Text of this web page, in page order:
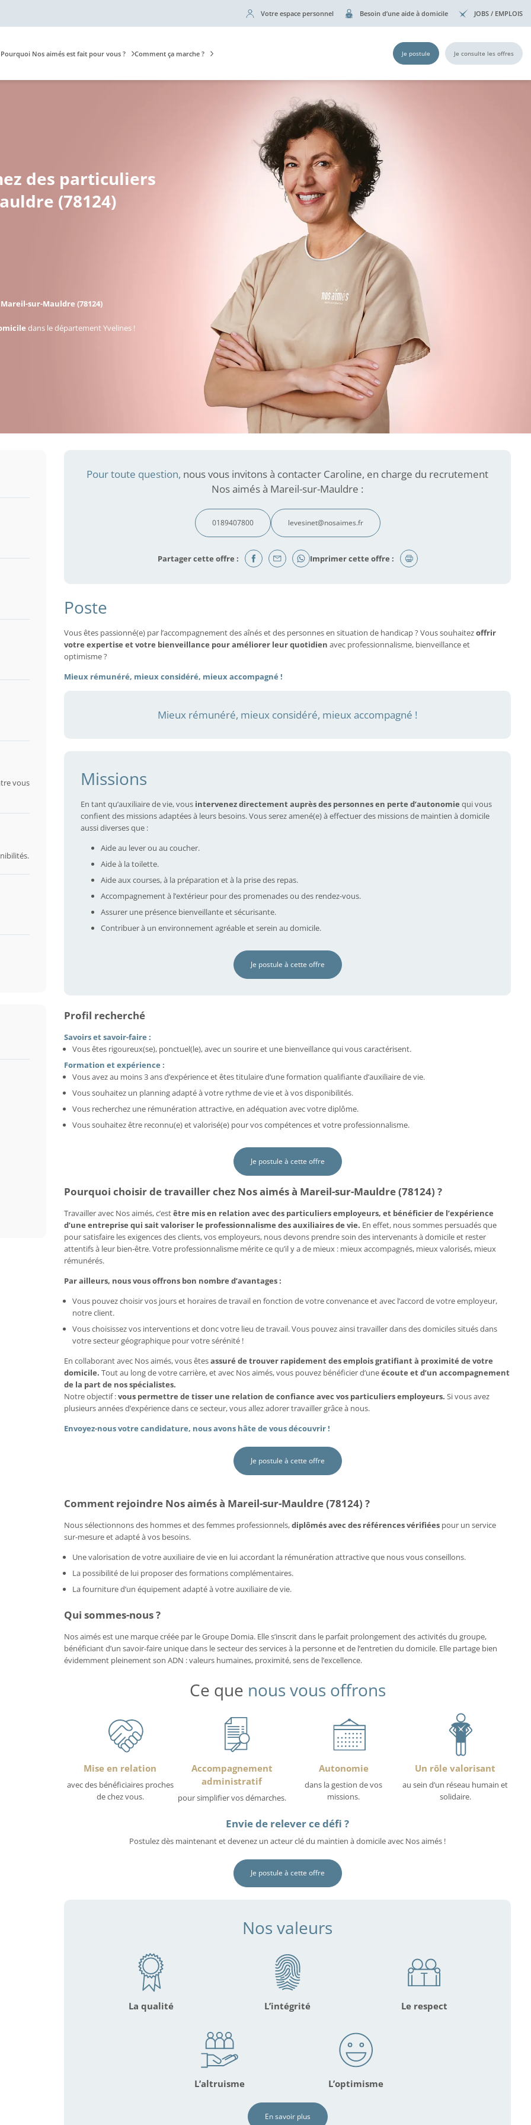
Votre espace personnel Besoin d’une aide à domicile JOBS / EMPLOIS
Pourquoi Nos aimés est fait pour vous ? Comment ça marche ? Je postule Je consulte les offres
des particuliers
(78124)
Mareil-sur-Mauldre (78124)
dans le département Yvelines !
vous
Pour toute question, nous vous invitons à contacter Caroline, en charge du recrutement
Nos aimés à Mareil-sur-Mauldre :
0189407800 levesinet@nosaimes.fr
Partager cette offre : Imprimer cette offre :
Poste
Vous êtes passionné(e) par l’accompagnement des aînés et des personnes en situation de handicap ? Vous souhaitezoffrir
votre expertise et votre bienveillance pour améliorer leur quotidien avec professionnalisme, bienveillance et
optimisme ?
Mieux rémunéré, mieux considéré, mieux accompagné !
Mieux rémunéré, mieux considéré, mieux accompagné !
Missions
En tant qu’auxiliaire de vie, vous intervenez directement auprès des personnes en perte d’autonomie qui vous
confient des missions adaptées à leurs besoins. Vous serez amené(e) à effectuer des missions de maintien à domicile
aussi diverses que :
Aide au lever ou au coucher.
Aide à la toilette.
Aide aux courses, à la préparation et à la prise des repas.
Accompagnement à l’extérieur pour des promenades ou des rendez-vous.
Assurer une présence bienveillante et sécurisante.
Contribuer à un environnement agréable et serein au domicile.
Je postule à cette offre
Profil recherché
Savoirs et savoir-faire :
Vous êtes rigoureux(se), ponctuel(le), avec un sourire et une bienveillance qui vous caractérisent.
Formation et expérience :
Vous avez au moins 3 ans d’expérience et êtes titulaire d’une formation qualifiante d’auxiliaire de vie.
Vous souhaitez un planning adapté à votre rythme de vie et à vos disponibilités.
Vous recherchez une rémunération attractive, en adéquation avec votre diplôme.
Vous souhaitez être reconnu(e) et valorisé(e) pour vos compétences et votre professionnalisme.
Je postule à cette offre
Pourquoi choisir de travailler chez Nos aimés à Mareil-sur-Mauldre (78124) ?
Travailler avec Nos aimés, c’estêtre mis en relation avec des particuliers employeurs, et bénéficier de l’expérience
d’une entreprise qui sait valoriser le professionnalisme des auxiliaires de vie. En effet, nous sommes persuadés que
pour satisfaire les exigences des clients, vos employeurs, nous devons prendre soin des intervenants à domicile et rester
attentifs à leur bien-être. Votre professionnalisme mérite ce qu’il y a de mieux : mieux accompagnés, mieux valorisés, mieux
rémunérés.
Par ailleurs, nous vous offrons bon nombre d’avantages :
Vous pouvez choisir vos jours et horaires de travail en fonction de votre convenance et avec l’accord de votre employeur,
notre client.
Vous choisissez vos interventions et donc votre lieu de travail. Vous pouvez ainsi travailler dans des domiciles situés dans
votre secteur géographique pour votre sérénité !
En collaborant avec Nos aimés, vous êtesassuré de trouver rapidement des emplois gratifiant à proximité de votre
domicile. Tout au long de votre carrière, et avec Nos aimés, vous pouvez bénéficier d’uneécoute et d’un accompagnement
de la part de nos spécialistes.
Notre objectif :vous permettre de tisser une relation de confiance avec vos particuliers employeurs. Si vous avez
plusieurs années d’expérience dans ce secteur, vous allez adorer travailler grâce à nous.
Envoyez-nous votre candidature, nous avons hâte de vous découvrir !
Je postule à cette offre
Comment rejoindre Nos aimés à Mareil-sur-Mauldre (78124) ?
Nous sélectionnons des hommes et des femmes professionnels,diplômés avec des références vérifiées pour un service
sur-mesure et adapté à vos besoins.
Une valorisation de votre auxiliaire de vie en lui accordant la rémunération attractive que nous vous conseillons.
La possibilité de lui proposer des formations complémentaires.
La fourniture d’un équipement adapté à votre auxiliaire de vie.
Qui sommes-nous ?
Nos aimés est une marque créée par le Groupe Domia. Elle s’inscrit dans le parfait prolongement des activités du groupe,
bénéficiant d’un savoir-faire unique dans le secteur des services à la personne et de l’entretien du domicile. Elle partage bien
évidemment pleinement son ADN : valeurs humaines, proximité, sens de l’excellence.
Ce que nous vous offrons
Mise en relation
avec des bénéficiaires proches
de chez vous.
Accompagnement
administratif
pour simplifier vos démarches.
Autonomie
dans la gestion de vos
missions.
Un rôle valorisant
au sein d’un réseau humain et
solidaire.
Envie de relever ce défi ?
Postulez dès maintenant et devenez un acteur clé du maintien à domicile avec Nos aimés !
Je postule à cette offre
Nos valeurs
La qualité L’intégrité Le respect
L’altruisme L’optimisme
En savoir plus